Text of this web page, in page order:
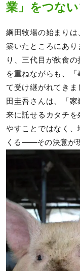
業」をつな
綱田牧場の始まり
築いたところにあ
り、三代目が飲食
を重ねながらも、
て受け継がれてき
田圭吾さんは、「
来に託せるカタチ
やすことではなく
くる——その決意が